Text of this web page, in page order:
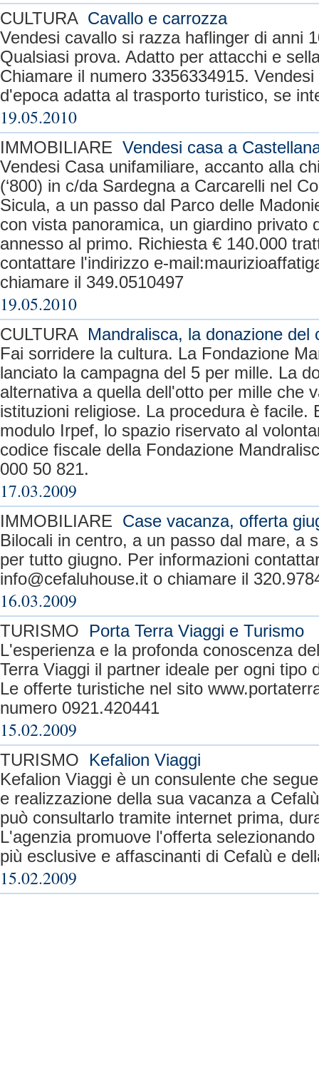
CULTURA Cavallo e carrozza
Vendesi cavallo si razza haflinger di anni
Qualsiasi prova. Adatto per attacchi e
Chiamare il numero 3356334915.
d'epoca adatta al trasporto turistico, se
19.05.2010
IMMOBILIARE Vendesi casa a
Vendesi Casa unifamiliare, accanto alla
(‘800) in c/da Sardegna a Carcarelli nel
Sicula, a un passo dal Parco delle
con vista panoramica, un giardino privato
annesso al primo. Richiesta € 140.000
contattare l'indirizzo e-mail:
chiamare il 349.0510497
19.05.2010
CULTURA Mandralisca, la donazione del
Fai sorridere la cultura. La Fondazione
lanciato la campagna del 5 per mille. La
alternativa a quella dell'otto per mille che
istituzioni religiose. La procedura è facile.
modulo Irpef, lo spazio riservato al
codice fiscale della Fondazione
000 50 821.
17.03.2009
IMMOBILIARE Case vacanza, offerta
Bilocali in centro, a un passo dal mare, a
per tutto giugno. Per informazioni
info@cefaluhouse.it o chiamare il
16.03.2009
TURISMO Porta Terra Viaggi e Turismo
L'esperienza e la profonda conoscenza
Terra Viaggi il partner ideale per ogni tipo
Le offerte turistiche nel sito
numero 0921.420441
15.02.2009
TURISMO Kefalion Viaggi
Kefalion Viaggi è un consulente che
e realizzazione della sua vacanza a
può consultarlo tramite internet prima,
L'agenzia promuove l'offerta
più esclusive e affascinanti di Cefalù e
15.02.2009